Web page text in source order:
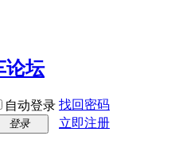
自动登录 找回密码
登录 立即注册